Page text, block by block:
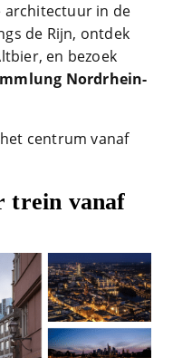
in de
de Rijn, ontdek
en bezoek
Nordrhein-
centrum vanaf
trein vanaf